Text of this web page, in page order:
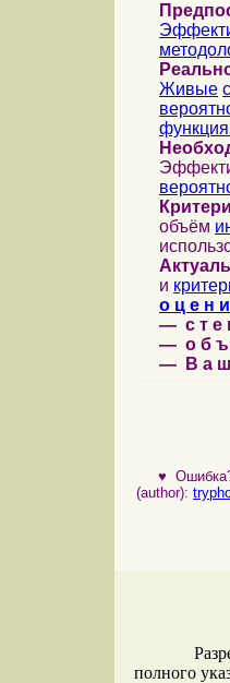
Живые
объём
и
о ц е н
— с т е
— о б ъ
— В а
♥
(author):
полного